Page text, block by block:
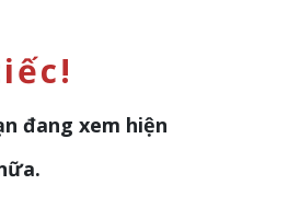
đang xem hiện